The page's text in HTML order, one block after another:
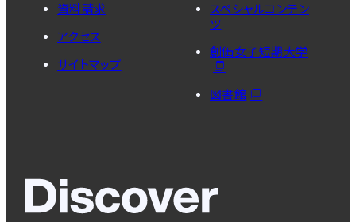
資料請求
アクセス
サイトマップ
スペシャルコンテン
ツ
創価女子短期大学
図書館